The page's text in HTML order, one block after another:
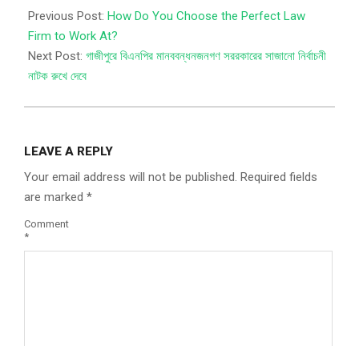
Previous Post: How Do You Choose the Perfect Law
Firm to Work At?
Next Post: গাজীপুরে বিএনপির মানববন্ধনজনগণ সররকারের সাজানো নির্বাচনী
নাটক রুখে দেবে
LEAVE A REPLY
Your email address will not be published. Required fields
are marked *
Comment
*